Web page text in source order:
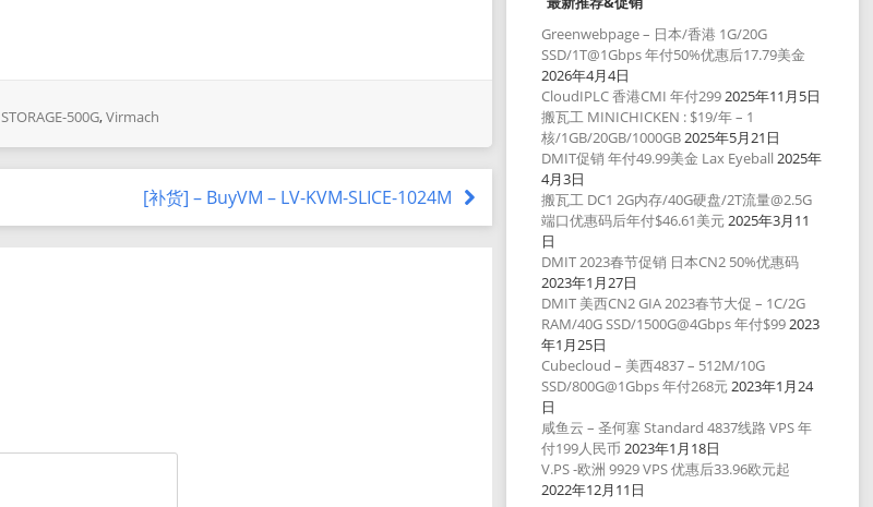
STORAGE-500G,Virmach
[补货] – BuyVM – LV-KVM-SLICE-1024M
Greenwebpage – 日本/香港 1G/20G
SSD/1T@1Gbps 年付50%优惠后17.79美金
2026年4月4日
CloudIPLC 香港CMI 年付2992025年11月5日
搬瓦工 MINICHICKEN : $19/年 – 1
核/1GB/20GB/1000GB2025年5月21日
DMIT促销 年付49.99美金 Lax Eyeball 2025年
4月3日
搬瓦工 DC1 2G内存/40G硬盘/2T流量@2.5G
端口优惠码后年付$46.61美元2025年3月11
日
DMIT 2023春节促销 日本CN2 50%优惠码
2023年1月27日
DMIT 美西CN2 GIA 2023春节大促 – 1C/2G
RAM/40G SSD/1500G@4Gbps 年付$992023
年1月25日
Cubecloud – 美西4837 – 512M/10G
SSD/800G@1Gbps 年付268元2023年1月24
日
咸鱼云 – 圣何塞 Standard 4837线路 VPS 年
付199人民币 2023年1月18日
V.PS -欧洲 9929 VPS 优惠后33.96欧元起
2022年12月11日